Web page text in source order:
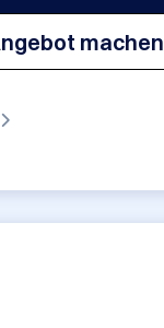
machen